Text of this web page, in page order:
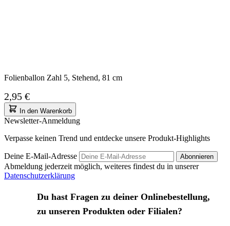
Folienballon Zahl 5, Stehend, 81 cm
2,95 €
In den Warenkorb
Newsletter-Anmeldung
Verpasse keinen Trend und entdecke unsere Produkt-Highlights
Deine E-Mail-Adresse Abonnieren
Abmeldung jederzeit möglich, weiteres findest du in unserer
Datenschutzerklärung
Du hast Fragen zu deiner Onlinebestellung,
zu unseren Produkten oder Filialen?